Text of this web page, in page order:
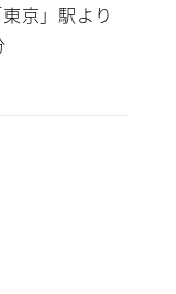
京」駅より